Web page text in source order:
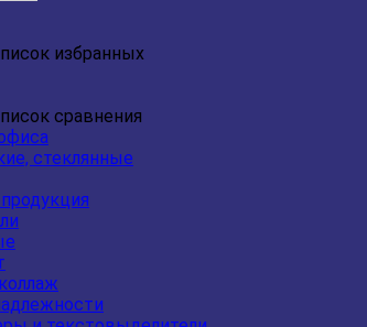
избранных
сравнения
стеклянные